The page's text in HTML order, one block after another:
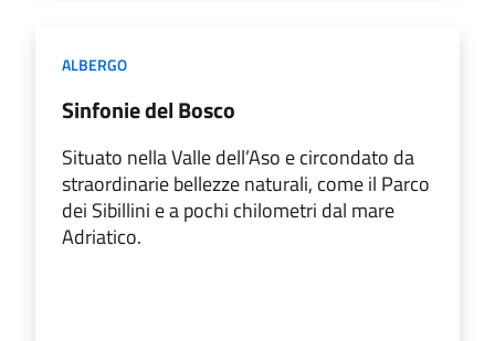
ALBERGO
Sinfonie del Bosco
Situato nella Valle dell’Aso e circondato da
straordinarie bellezze naturali, come il Parco
dei Sibillini e a pochi chilometri dal mare
Adriatico.